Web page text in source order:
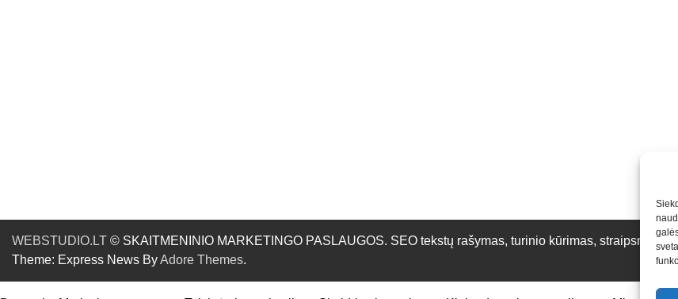
WEBSTUDIO.LT © SKAITMENINIO MARKETINGO PASLAUGOS. SEO tekstų rašymas, turinio kūrimas, straipsnių
Theme: Express News ByAdore Themes.